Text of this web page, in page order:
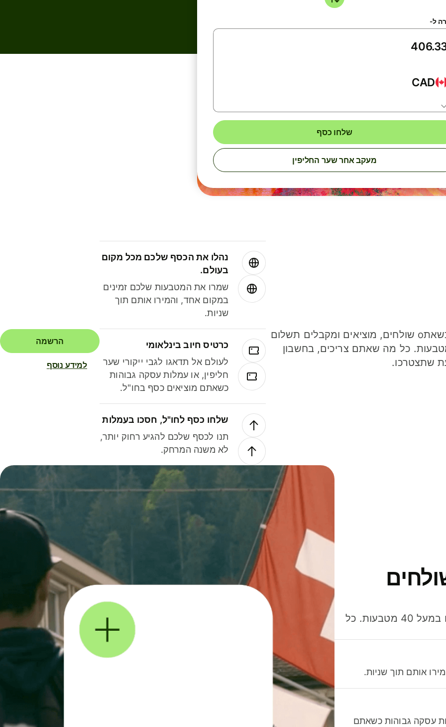
ל-
CAD
שלחו כסף
מעקב אחר שער החליפין
חסכו כסף כשאתo שולחים, מוציאים ומקבלים תשלום
40 מטבעות. כל מה שאתם צריכים, בחשבון
שתצטרכו.
נהלו את הכסף שלכם מכל מקום
בעולם.
שמרו את המטבעות שלכם זמינים
במקום אחד, והמירו אותם תוך
שניות.
כרטיס חיוב בינלאומי
לעולם אל תדאגו לגבי ייקורי שער
חליפין, או עמלות עסקה גבוהות
כשאתם מוציאים כסף בחו"ל.
שלחו כסף לחו"ל, חסכו בעמלות
תנו לכסף שלכם להגיע רחוק יותר,
לא משנה המרחק.
הרשמה
למידע נוסף
חסכו כסף כשאתo שולחים, מוציאים ומקבלים תשלום במעל 40 מטבעות. כל
אותם תוך שניות.
עסקה גבוהות כשאתם